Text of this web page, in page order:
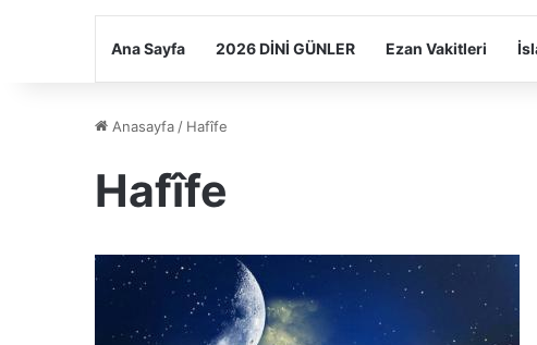
Ana Sayfa 2026 DİNİ GÜNLER Ezan Vakitleri
Anasayfa / Hafîfe
Hafîfe